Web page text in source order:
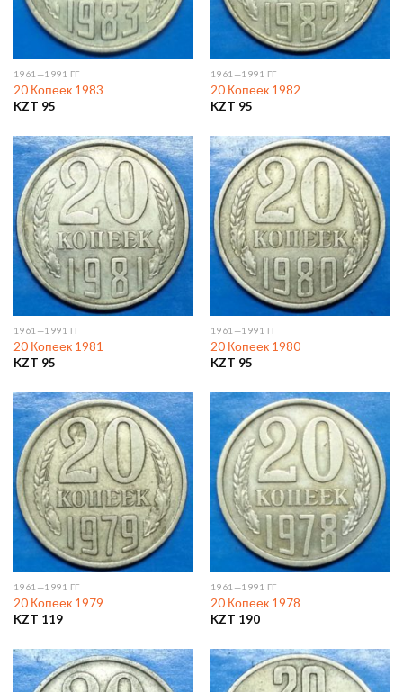
1961—1991 ГГ
20 Копеек 1983
KZT 95
1961—1991 ГГ
20 Копеек 1982
KZT 95
1961—1991 ГГ
20 Копеек 1981
KZT 95
1961—1991 ГГ
20 Копеек 1980
KZT 95
1961—1991 ГГ
20 Копеек 1979
KZT 119
1961—1991 ГГ
20 Копеек 1978
KZT 190